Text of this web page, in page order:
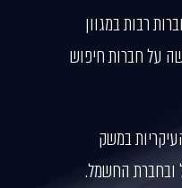
רבות במגוון
על חברות חיפוש
במשק
ובחברת החשמל.